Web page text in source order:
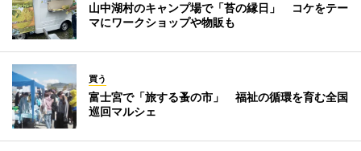
山中湖村のキャンプ場で「苔の縁日」 コケをテー
マにワークショップや物販も
買う
富士宮で「旅する蚤の市」 福祉の循環を育む全国
巡回マルシェ